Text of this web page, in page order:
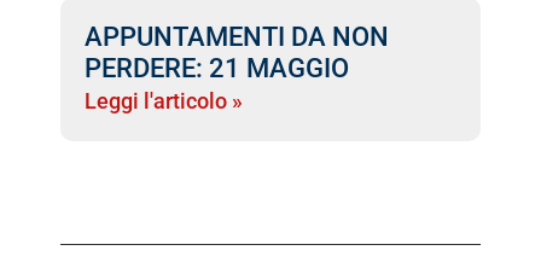
APPUNTAMENTI DA NON
PERDERE: 21 MAGGIO
Leggi l'articolo »